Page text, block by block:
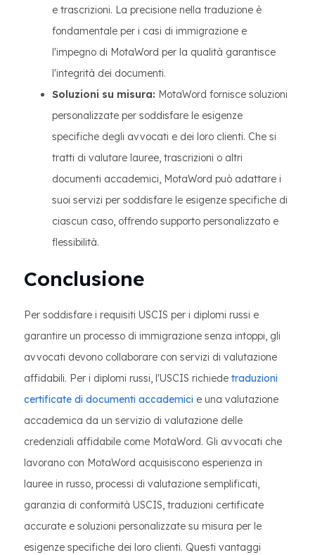
e trascrizioni. La precisione nella traduzione è
fondamentale per i casi di immigrazione e
l'impegno di MotaWord per la qualità garantisce
l'integrità dei documenti.
Soluzioni su misura: MotaWord fornisce soluzioni
personalizzate per soddisfare le esigenze
specifiche degli avvocati e dei loro clienti. Che si
tratti di valutare lauree, trascrizioni o altri
documenti accademici, MotaWord può adattare i
suoi servizi per soddisfare le esigenze specifiche di
ciascun caso, offrendo supporto personalizzato e
flessibilità.
Conclusione
Per soddisfare i requisiti USCIS per i diplomi russi e
garantire un processo di immigrazione senza intoppi, gli
avvocati devono collaborare con servizi di valutazione
affidabili. Per i diplomi russi, l'USCIS richiede traduzioni
certificate di documenti accademici e una valutazione
accademica da un servizio di valutazione delle
credenziali affidabile come MotaWord. Gli avvocati che
lavorano con MotaWord acquisiscono esperienza in
lauree in russo, processi di valutazione semplificati,
garanzia di conformità USCIS, traduzioni certificate
accurate e soluzioni personalizzate su misura per le
esigenze specifiche dei loro clienti. Questi vantaggi